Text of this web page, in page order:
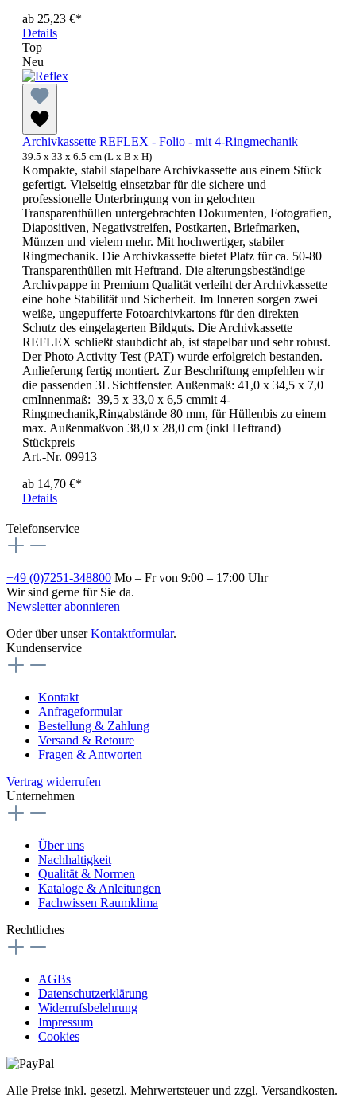
ab 25,23 €*
Details
Top
Neu
Archivkassette REFLEX - Folio - mit 4-Ringmechanik
39.5 x 33 x 6.5 cm (L x B x H)
Kompakte, stabil stapelbare Archivkassette aus einem Stück
gefertigt. Vielseitig einsetzbar für die sichere und
professionelle Unterbringung von in gelochten
Transparenthüllen untergebrachten Dokumenten, Fotografien,
Diapositiven, Negativstreifen, Postkarten, Briefmarken,
Münzen und vielem mehr. Mit hochwertiger, stabiler
Ringmechanik. Die Archivkassette bietet Platz für ca. 50-80
Transparenthüllen mit Heftrand. Die alterungsbeständige
Archivpappe in Premium Qualität verleiht der Archivkassette
eine hohe Stabilität und Sicherheit. Im Inneren sorgen zwei
weiße, ungepufferte Fotoarchivkartons für den direkten
Schutz des eingelagerten Bildguts. Die Archivkassette
REFLEX schließt staubdicht ab, ist stapelbar und sehr robust.
Der Photo Activity Test (PAT) wurde erfolgreich bestanden.
Anlieferung fertig montiert. Zur Beschriftung empfehlen wir
die passenden 3L Sichtfenster. Außenmaß: 41,0 x 34,5 x 7,0
cmInnenmaß: 39,5 x 33,0 x 6,5 cmmit 4-
Ringmechanik,Ringabstände 80 mm, für Hüllenbis zu einem
max. Außenmaßvon 38,0 x 28,0 cm (inkl Heftrand)
Stückpreis
Art.-Nr. 09913
ab 14,70 €*
Details
Telefonservice
+49 (0)7251-348800 Mo – Fr von 9:00 – 17:00 Uhr
Wir sind gerne für Sie da.
Newsletter abonnieren
Oder über unserKontaktformular.
Kundenservice
Kontakt
Anfrageformular
Bestellung & Zahlung
Versand & Retoure
Fragen & Antworten
Vertrag widerrufen
Unternehmen
Über uns
Nachhaltigkeit
Qualität & Normen
Kataloge & Anleitungen
Fachwissen Raumklima
Rechtliches
AGBs
Datenschutzerklärung
Widerrufsbelehrung
Impressum
Cookies
Alle Preise inkl. gesetzl. Mehrwertsteuer und zzgl. Versandkosten.